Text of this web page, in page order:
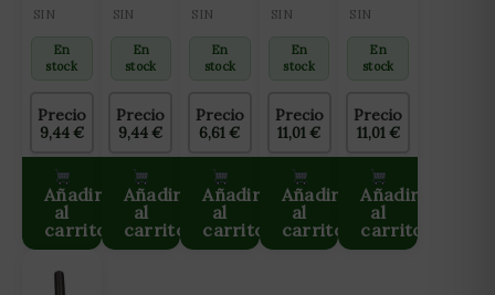
HEMBRA
SIN
En
stock
Precio
9,44€
Añadir
al
carrito
MACHO
SIN
En
stock
Precio
9,44€
Añadir
al
carrito
8MM
SIN
En
stock
Precio
6,61€
Añadir
al
carrito
HEMBRA
SIN
En
stock
Precio
11,01€
Añadir
al
carrito
BHO
SIN
En
stock
Precio
11,01€
Añadir
al
carrito